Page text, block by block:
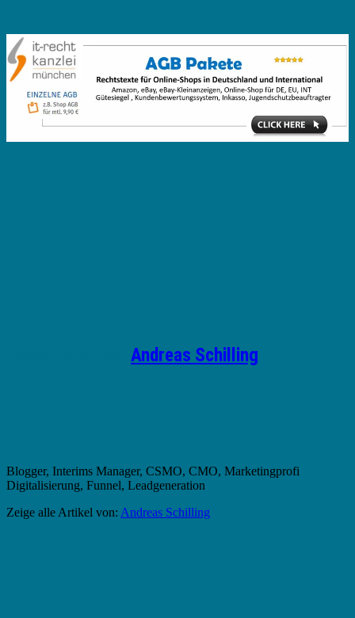
Andreas Schilling
Blogger, Interims Manager, CSMO, CMO, Marketingprofi
Digitalisierung, Funnel, Leadgeneration
Zeige alle Artikel von: Andreas Schilling